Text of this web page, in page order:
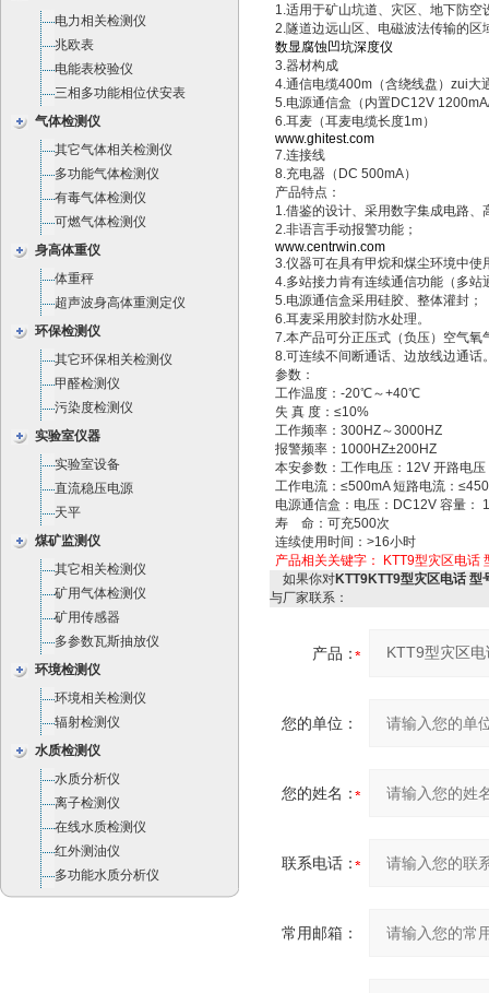
电力相关检测仪
兆欧表
电能表校验仪
三相多功能相位伏安表
气体检测仪
其它气体相关检测仪
多功能气体检测仪
有毒气体检测仪
可燃气体检测仪
身高体重仪
体重秤
超声波身高体重测定仪
环保检测仪
其它环保相关检测仪
甲醛检测仪
污染度检测仪
实验室仪器
实验室设备
直流稳压电源
天平
煤矿监测仪
其它相关检测仪
矿用气体检测仪
矿用传感器
多参数瓦斯抽放仪
环境检测仪
环境相关检测仪
辐射检测仪
水质检测仪
水质分析仪
离子检测仪
在线水质检测仪
红外测油仪
多功能水质分析仪
1.适用于矿山坑道、灾区、地下防
2.隧道边远山区、电磁波法传输的区
数显腐蚀凹坑深度仪
3.器材构成
4.通信电缆400m（含绕线盘）zui大
5.电源通信盒（内置DC12V
6.耳麦（耳麦电缆长度1m）
www.ghitest.com
7.连接线
8.充电器（DC 500mA）
产品特点：
1.借鉴的设计、采用数字集成电路、
2.非语言手动报警功能；
www.centrwin.com
3.仪器可在具有甲烷和煤尘环境中
4.多站接力肯有连续通信功能（多站
5.电源通信盒采用硅胶、整体灌封；
6.耳麦采用胶封防水处理。
7.本产品可分正压式（负压）空气
8.可连续不间断通话、边放线边通话
参数：
工作温度：-20℃～+40℃
失 真 度：≤10%
工作频率：300HZ～3000HZ
报警频率：1000HZ±200HZ
本安参数：工作电压：12V 开路电
工作电流：≤500mA 短路电流：
电源通信盒：电压：DC12V 容量：
寿 命：可充500次
连续使用时间：>16小时
产品相关关键字：
KTT9型灾区电话
如果你对KTT9KTT9型灾区电话 型
与厂家联系：
产品：
您的单位：
您的姓名：
联系电话：
常用邮箱：